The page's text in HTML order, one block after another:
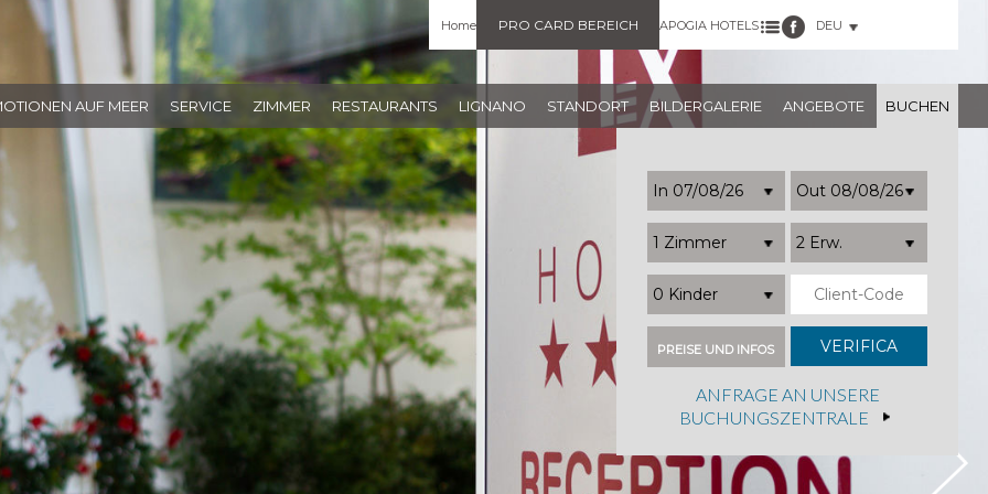
AUF MEER SERVICE ZIMMER RESTAURANTS LIGNANO STANDORT BILDERGALERIE ANGEBOTE BUCHEN
Home PRO CARD BEREICH APOGIA HOTELS DEU
1 Zimmer 2 Erw.
0 Kinder
PREISE UND INFOS
ANFRAGE AN UNSERE
BUCHUNGSZENTRALE